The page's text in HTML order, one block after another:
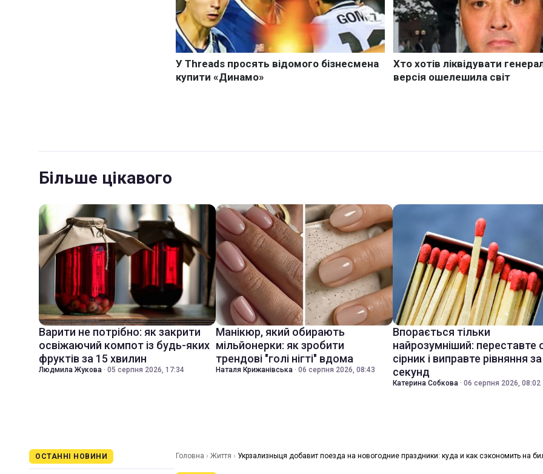
Більше цікавого
Варити не потрібно: як закрити
освіжаючий компот із будь-яких
фруктів за 15 хвилин
Людмила Жукова · 05 серпня 2026, 17:34
Манікюр, який обирають
мільйонерки: як зробити
трендові "голі нігті" вдома
Наталя Крижанівська · 06 серпня 2026, 08:43
Впорається тільки
найрозумніший: переставте
сірник і виправте рівняння
секунд
Катерина Собкова · 06 серпня 2026, 08:02
ОСТАННІ НОВИНИ Головна › Життя › Укрзализныця добавит поезда на новогодние праздники: куда и как сэкономить на